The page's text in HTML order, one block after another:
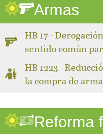
Armas
HB 17 -
sentido común
HB 1223 -
la compra de
Reforma